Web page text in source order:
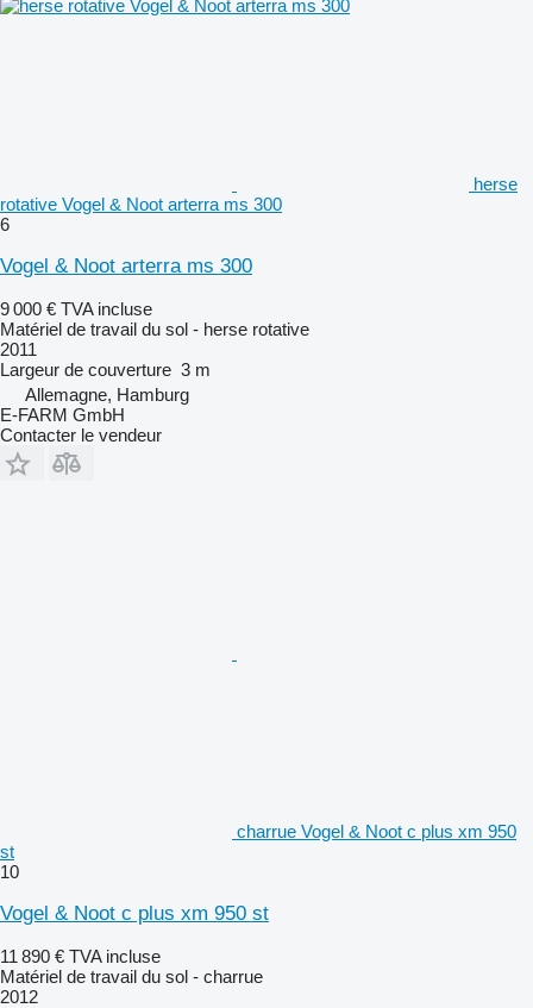
herse
rotative Vogel & Noot arterra ms 300
6
Vogel & Noot arterra ms 300
9 000 € TVA incluse
Matériel de travail du sol - herse rotative
2011
Largeur de couverture 3 m
Allemagne, Hamburg
E-FARM GmbH
Contacter le vendeur
charrue Vogel & Noot c plus xm 950
st
10
Vogel & Noot c plus xm 950 st
11 890 € TVA incluse
Matériel de travail du sol - charrue
2012